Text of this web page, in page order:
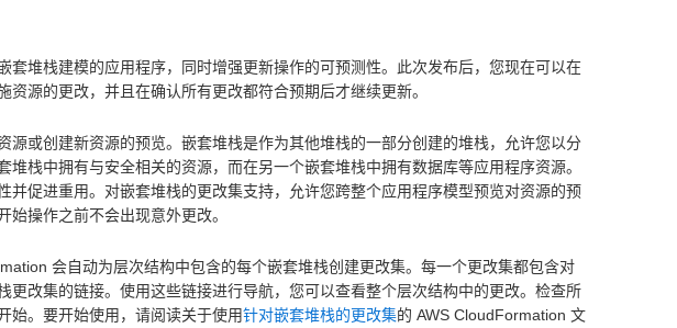
套堆栈建模的应用程序，同时增强更新操作的可预测性。此次发布后，您现在可以在
源的更改，并且在确认所有更改都符合预期后才继续更新。
源或创建新资源的预览。嵌套堆栈是作为其他堆栈的一部分创建的堆栈，允许您以分
栈中拥有与安全相关的资源，而在另一个嵌套堆栈中拥有数据库等应用程序资源。
并促进重用。对嵌套堆栈的更改集支持，允许您跨整个应用程序模型预览对资源的预
始操作之前不会出现意外更改。
会自动为层次结构中包含的每个嵌套堆栈创建更改集。每一个更改集都包含对
更改集的链接。使用这些链接进行导航，您可以查看整个层次结构中的更改。检查所
始。要开始使用，请阅读关于使用针对嵌套堆栈的更改集的 AWS CloudFormation 文